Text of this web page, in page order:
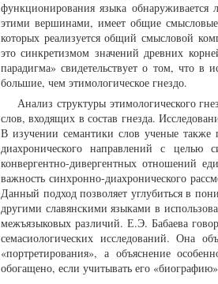
функционирования языка обнаруживается
этими вершинами, имеет общие
которых реализуется общий смысловой
это синкретизмом значений древних
парадигма» свидетельствует о том, что в
большие, чем этимологическое гнездо.
Анализ структуры этимологического
слов, входящих в состав гнезда.
В изучении семантики слов ученые также
диахронического направлений с
конвергентно-дивергентных отношений
важность синхронно-диахронического
Данный подход позволяет углубиться в
другими славянскими языками в
межъязыковых различий. Е.Э. Бабаева
семасиологических исследований. Она
«портретирования», а объяснение
обогащено, если учитывать его